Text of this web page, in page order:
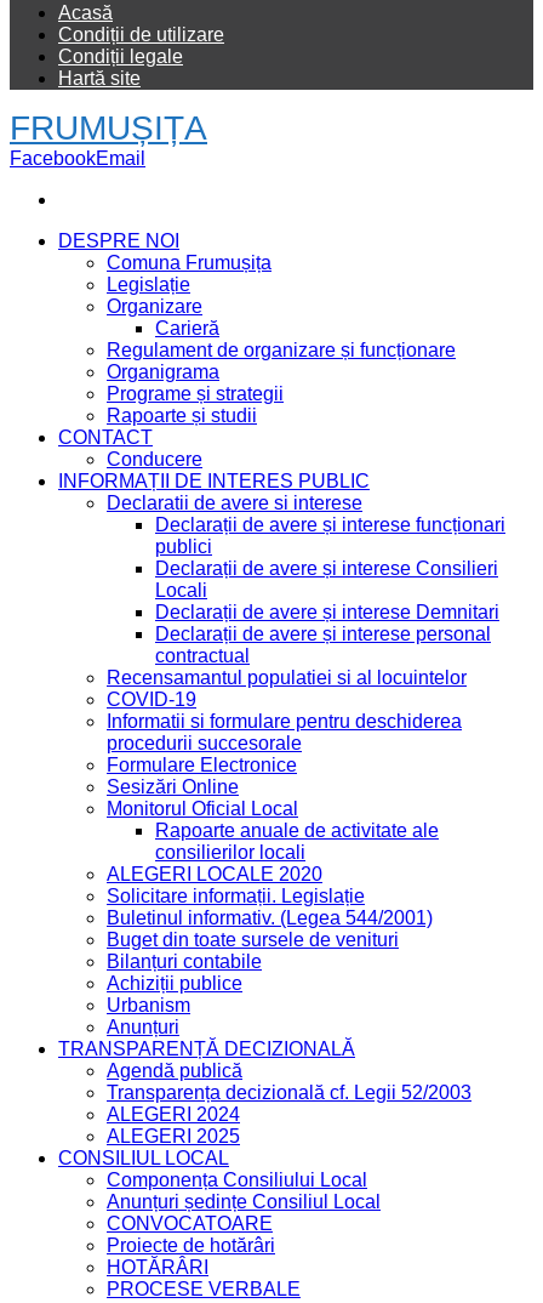
Acasă
Condiții de utilizare
Condiții legale
Hartă site
FRUMUȘIȚA
FacebookEmail
DESPRE NOI
Comuna Frumușița
Legislație
Organizare
Carieră
Regulament de organizare și funcționare
Organigrama
Programe și strategii
Rapoarte și studii
CONTACT
Conducere
INFORMAȚII DE INTERES PUBLIC
Declaratii de avere si interese
Declarații de avere și interese funcționari
publici
Declarații de avere și interese Consilieri
Locali
Declarații de avere și interese Demnitari
Declarații de avere și interese personal
contractual
Recensamantul populatiei si al locuintelor
COVID-19
Informatii si formulare pentru deschiderea
procedurii succesorale
Formulare Electronice
Sesizări Online
Monitorul Oficial Local
Rapoarte anuale de activitate ale
consilierilor locali
ALEGERI LOCALE 2020
Solicitare informații. Legislație
Buletinul informativ. (Legea 544/2001)
Buget din toate sursele de venituri
Bilanțuri contabile
Achiziții publice
Urbanism
Anunțuri
TRANSPARENȚĂ DECIZIONALĂ
Agendă publică
Transparența decizională cf. Legii 52/2003
ALEGERI 2024
ALEGERI 2025
CONSILIUL LOCAL
Componența Consiliului Local
Anunțuri ședințe Consiliul Local
CONVOCATOARE
Proiecte de hotărâri
HOTĂRÂRI
PROCESE VERBALE